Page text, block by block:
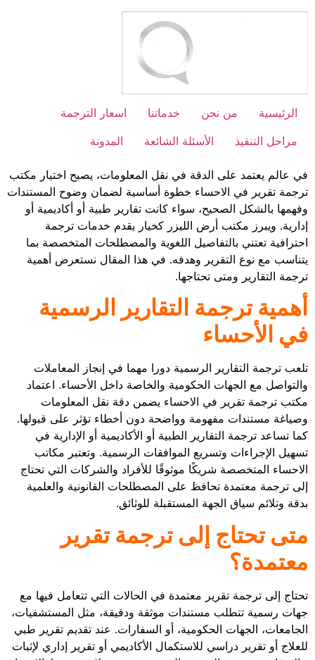
Skip
الرئيسية من نحن خدماتنا
اسعار الترجمة
مراحل التنقيذ
الأسئلة الشائعة المدونة
في عالم يعتمد على الدقة في نقل المعلومات، يصبح اختيار مكتب
ترجمة تقرير في الاحساء خطوة أساسية لضمان وضوح المستندات
وفهمها بالشكل الصحيح، سواء كانت تقارير طبية أو أكاديمية أو
إدارية. ويبرز مكتب أرض الليزر كخيار يقدم خدمات ترجمة
احترافية تعتني بالتفاصيل اللغوية والمصطلحات المتخصصة بما
يتناسب مع نوع التقرير وهدفه. في هذا المقال نستعرض أهمية
ترجمة التقارير ومتى تحتاجها.
أهمية ترجمة التقارير الرسمية
في الأحساء
تلعب ترجمة التقارير الرسمية دورا مهما في إنجاز المعاملات
والتواصل مع الجهات الحكومية والخاصة داخل الأحساء. اعتماد
مكتب ترجمة تقرير في الاحساء يضمن دقة نقل المعلومات
وصياغة مستندات مفهومة وواضحة دون أخطاء تؤثر على قبولها.
كما تساعد ترجمة التقارير الطبية أو الأكاديمية أو الإدارية في
تسهيل الإجراءات وتسريع الموافقات الرسمية. وتعتبر مكاتب
الاحساء المتخصصة شريكًا موثوقًا للأفراد والشركات التي تحتاج
إلى ترجمة معتمدة تحافظ على المصطلحات القانونية والعلمية
بدقة وتلائم سياق الجهة المستقبلة للوثائق.
متى تحتاج إلى ترجمة تقرير
معتمدة؟
تحتاج إلى ترجمة تقرير معتمدة في الحالات التي تتعامل فيها مع
جهات رسمية تتطلب مستندات موثقة ودقيقة، مثل المستشفيات،
الجامعات، الجهات الحكومية، أو السفارات. عند تقديم تقرير طبي
للعلاج أو تقرير دراسي للاستكمال الأكاديمي أو تقرير إداري لإثبات